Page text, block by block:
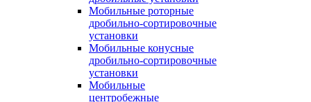
Мобильные роторные
дробильно-сортировочные
установки
Мобильные конусные
дробильно-сортировочные
установки
Мобильные
центробежные